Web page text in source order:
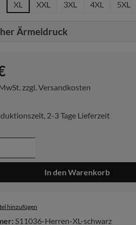
XL XXL 3XL 4XL 5XL
Ärmeldruck
zzgl. Versandkosten
2-3 Tage Lieferzeit
Anzahl: Gib den
In den Warenkorb
hinzufügen
S11036-Herren-XL-schwarz